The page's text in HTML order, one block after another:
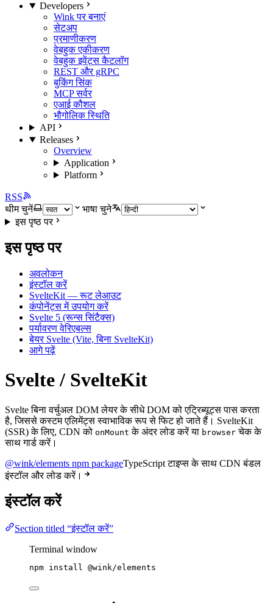
Developers
Wink पर बनाएं
सेटअप
प्रमाणीकरण
वेबहुक एकीकरण
वेबहुक इवेंट्स कैटलॉग
REST और gRPC
बुकिंग सिंक
MCP सर्वर
एआई कौशल
भौगोलिक स्थिति
API
Releases
Overview
Application
Platform
RSS
थीम चुनें
भाषा चुने
इस पृष्ठ पर
इस पृष्ठ पर
अवलोकन
इंस्टॉल करें
SvelteKit — रूट लेआउट
कंपोनेंट्स में उपयोग करें
Svelte 5 (रून्स सिंटैक्स)
पर्यावरण वेरिएबल्स
बेयर Svelte (Vite, बिना SvelteKit)
आगे पढ़ें
Svelte / SvelteKit
Svelte बिना वर्चुअल DOM लेयर के सीधे DOM को एट्रिब्यूट्स पास करता
है, जिससे कस्टम एलिमेंट्स स्वाभाविक रूप से फिट हो जाते हैं। SvelteKit
(SSR) के लिए, CDN को onMount के अंदर लोड करें या browser चेक के
साथ गार्ड करें।
@wink/elements npm packageTypeScript टाइप्स के साथ CDN बंडल
इंस्टॉल और लोड करें।
इंस्टॉल करें
Section titled “इंस्टॉल करें”
Terminal window
npm install @wink/elements